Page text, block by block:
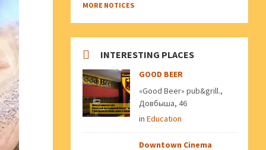
MORE NOTICES
INTERESTING PLACES
GOOD BEER
«Good Beer» pub&grill.,
Довбыша, 46
inEducation
Downtown Cinema